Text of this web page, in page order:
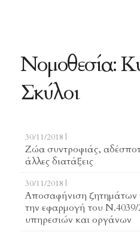
Νομοθεσία:
Σκύλοι
30/11/2018 |
Ζώα συντροφιάς,
άλλες διατάξεις
30/11/2018 |
Αποσαφήνιση ζητημάτων
την εφαρμογή του Ν.4039/
υπηρεσιών και οργάνων